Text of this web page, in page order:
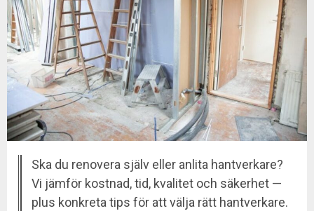
Ska du renovera själv eller anlita hantverkare?
Vi jämför kostnad, tid, kvalitet och säkerhet —
plus konkreta tips för att välja rätt hantverkare.